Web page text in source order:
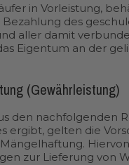
in Vorleistung,
des
aller damit
Eigentum an der
(Gewährleistung)
den nachfolgenden
ergibt, gelten die
zur Lieferung von